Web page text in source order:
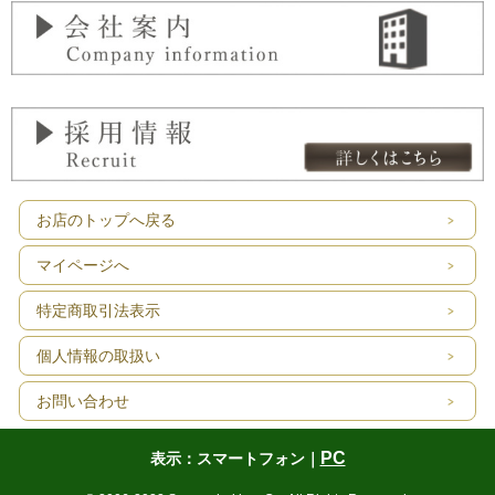
お店のトップへ戻る
マイページへ
特定商取引法表示
個人情報の取扱い
お問い合わせ
表示：スマートフォン｜ PC